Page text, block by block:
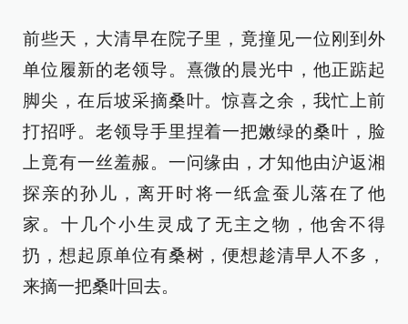
前些天，大清早在院子里，竟撞见一位刚到外
单位履新的老领导。熹微的晨光中，他正踮起
脚尖，在后坡采摘桑叶。惊喜之余，我忙上前
打招呼。老领导手里捏着一把嫩绿的桑叶，脸
上竟有一丝羞赧。一问缘由，才知他由沪返湘
探亲的孙儿，离开时将一纸盒蚕儿落在了他
家。十几个小生灵成了无主之物，他舍不得
扔，想起原单位有桑树，便想趁清早人不多，
来摘一把桑叶回去。